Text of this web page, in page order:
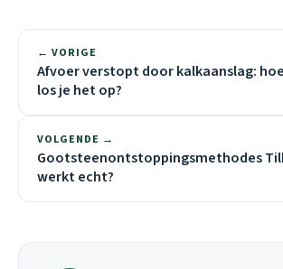
← VORIGE
Afvoer verstopt door kalkaanslag:
los je het op?
VOLGENDE →
Gootsteenontstoppingsmethodes
werkt echt?